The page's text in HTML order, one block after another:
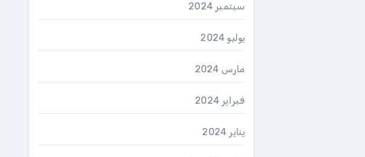
سبتمبر 2024
يوليو 2024
مارس 2024
فبراير 2024
يناير 2024